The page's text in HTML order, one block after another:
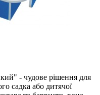
- чудове рішення для
садка або дитячої